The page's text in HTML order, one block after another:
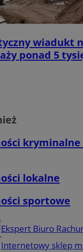
wiadukt
ponad 5
kryminalne
lokalne
sportowe
Ekspert Biuro
Internetowy sklep